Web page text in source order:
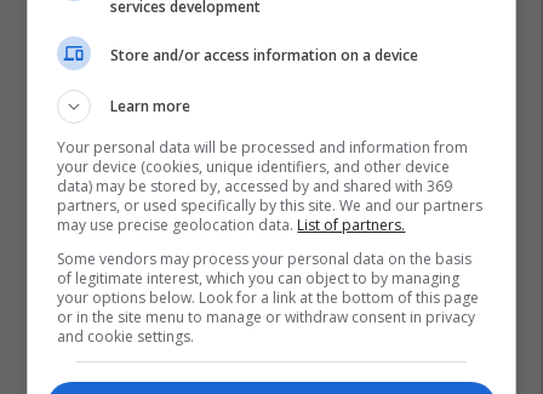
services development
Store and/or access information on a device
Learn more
Your personal data will be processed and information from
your device (cookies, unique identifiers, and other device
data) may be stored by, accessed by and shared with 369
partners, or used specifically by this site. We and our partners
may use precise geolocation data. List of partners.
Some vendors may process your personal data on the basis
of legitimate interest, which you can object to by managing
your options below. Look for a link at the bottom of this page
or in the site menu to manage or withdraw consent in privacy
and cookie settings.